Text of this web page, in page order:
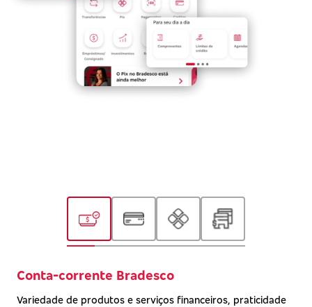
Conta-corrente Bradesco
Variedade de produtos e serviços financeiros, praticidade